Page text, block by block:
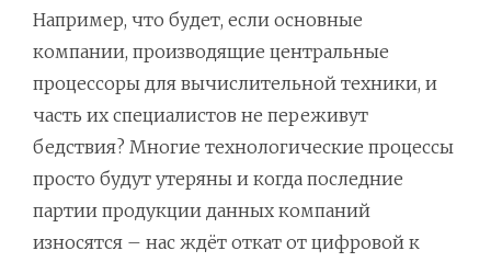
Например, что будет, если основные
компании, производящие центральные
процессоры для вычислительной техники, и
часть их специалистов не переживут
бедствия? Многие технологические процессы
просто будут утеряны и когда последние
партии продукции данных компаний
износятся – нас ждёт откат от цифровой к